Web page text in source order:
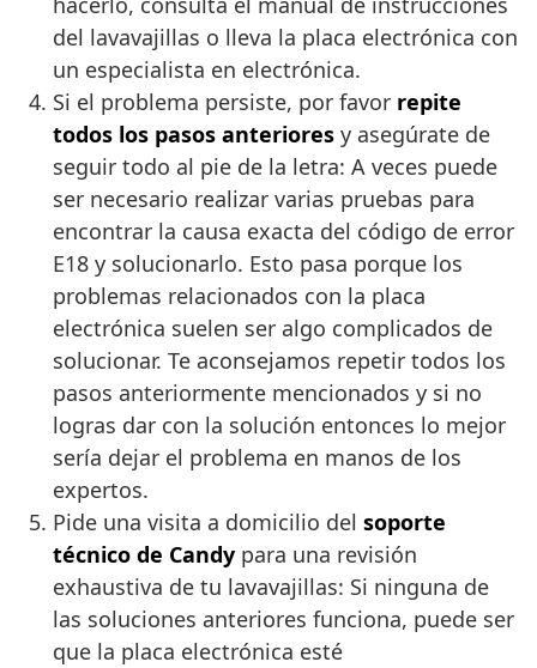
del lavavajillas o lleva la placa electrónica con
un especialista en electrónica.
Si el problema persiste, por favor repite
todos los pasos anteriores y asegúrate de
seguir todo al pie de la letra: A veces puede
ser necesario realizar varias pruebas para
encontrar la causa exacta del código de error
E18 y solucionarlo. Esto pasa porque los
problemas relacionados con la placa
electrónica suelen ser algo complicados de
solucionar. Te aconsejamos repetir todos los
pasos anteriormente mencionados y si no
logras dar con la solución entonces lo mejor
sería dejar el problema en manos de los
expertos.
Pide una visita a domicilio del soporte
técnico de Candy para una revisión
exhaustiva de tu lavavajillas: Si ninguna de
las soluciones anteriores funciona, puede ser
que la placa electrónica esté